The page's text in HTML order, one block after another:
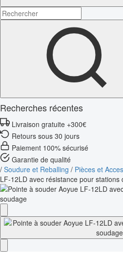
Recherches récentes
Livraison gratuite +300€
Retours sous 30 jours
Paiement 100% sécurisé
Garantie de qualité
/ Soudure et Reballing / Pièces et
LF-12LD avec résistance pour stations